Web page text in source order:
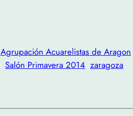
Agrupación Acuarelistas de Aragon
Salón Primavera 2014 zaragoza